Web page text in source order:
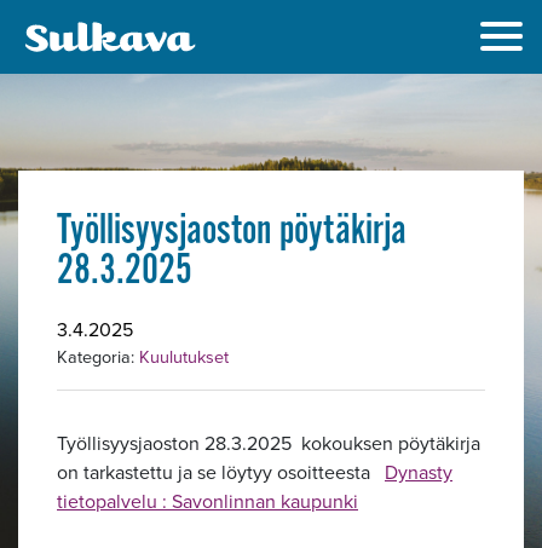
Työllisyysjaoston pöytäkirja
28.3.2025
3.4.2025
Kategoria: Kuulutukset
Työllisyysjaoston 28.3.2025 kokouksen pöytäkirja
on tarkastettu ja se löytyy osoitteesta Dynasty
tietopalvelu : Savonlinnan kaupunki
Alavalikko